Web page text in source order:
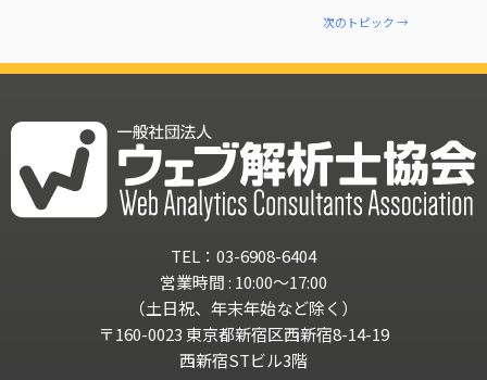
次のトピック →
TEL：03-6908-6404
営業時間 : 10:00～17:00
（土日祝、年末年始など除く）
〒160-0023 東京都新宿区西新宿8-14-19
西新宿STビル3階